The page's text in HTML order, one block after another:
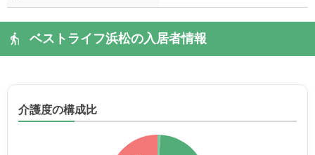
ベストライフ浜松の入居者情報
介護度の構成比